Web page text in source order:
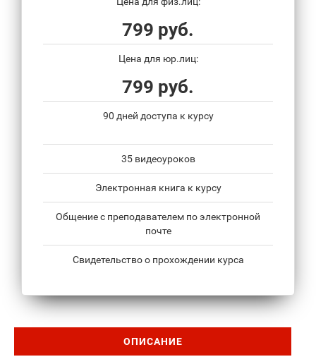
799 руб.
Цена для юр.лиц:
799 руб.
90 дней доступа к курсу
35 видеоуроков
Электронная книга к курсу
Общение с преподавателем по электронной
почте
Свидетельство о прохождении курса
ОПИСАНИЕ